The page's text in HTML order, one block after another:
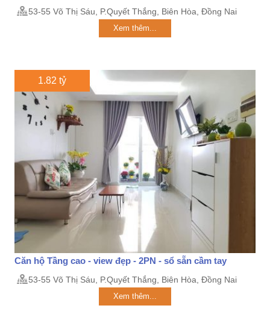
53-55 Võ Thị Sáu, P.Quyết Thắng, Biên Hòa, Đồng Nai
Xem thêm...
1.82 tỷ
Căn hộ Tầng cao - view đẹp - 2PN - sổ sẵn cầm tay
53-55 Võ Thị Sáu, P.Quyết Thắng, Biên Hòa, Đồng Nai
Xem thêm...